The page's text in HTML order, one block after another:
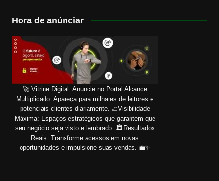
Hora de anúnciar
🚀 Vitrine Digital: Anuncie no Portal Alcance
Multiplicado: Apareça para milhares de leitores e
potenciais clientes diariamente. 📈Visibilidade
Máxima: Espaços estratégicos que garantem que
seu negócio seja visto e lembrado. 🏛️Resultados
Reais: Transforme acessos em novas
oportunidades e impulsione suas vendas. 💼✨